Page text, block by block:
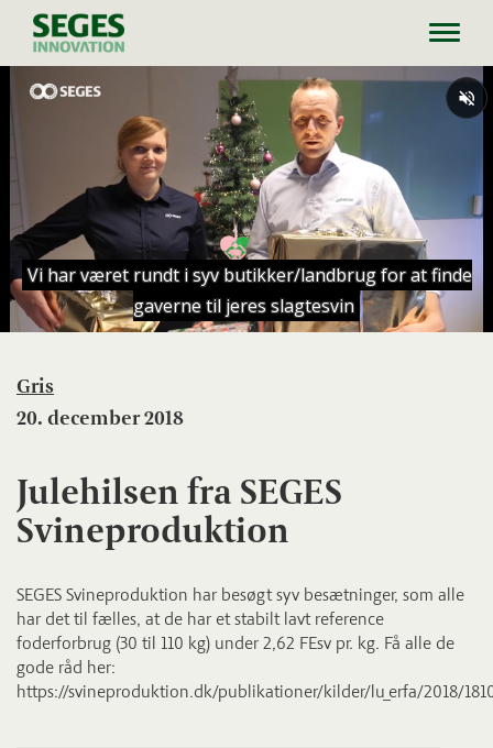
Gris
20. december 2018
Julehilsen fra SEGES
Svineproduktion
SEGES Svineproduktion har besøgt syv besætninger, som alle
har det til fælles, at de har et stabilt lavt reference
foderforbrug (30 til 110 kg) under 2,62 FEsv pr. kg. Få alle de
gode råd her:
https://svineproduktion.dk/publikationer/kilder/lu_erfa/2018/